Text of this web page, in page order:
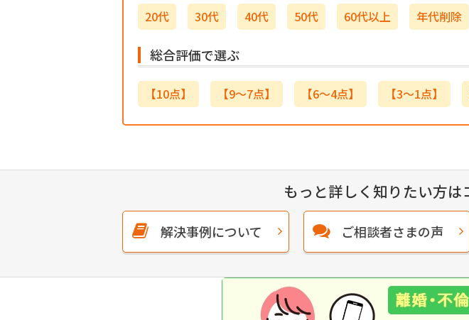
20代 30代 40代 50代 60代以上 年代削除
総合評価で選ぶ
【10点】 【9～7点】 【6～4点】 【3～1点】
もっと詳しく知りたい方
解決事例について ご相談者さまの声